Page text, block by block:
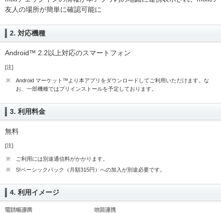
友人の場所が簡単に確認可能に
2. 対応機種
Android™ 2.2以上対応のスマートフォン
[注]
※
Android マーケット™より本アプリをダウンロードしてご利用いただけます。な
お、一部機種ではプリインストールを予定しております。
3. 利用料金
無料
[注]
※
ご利用には別途通信料がかかります。
※
S!ベーシックパック（月額315円）への加入が別途必要です。
4. 利用イメージ